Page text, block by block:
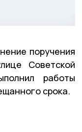
поручения
Советской
работы
срока.